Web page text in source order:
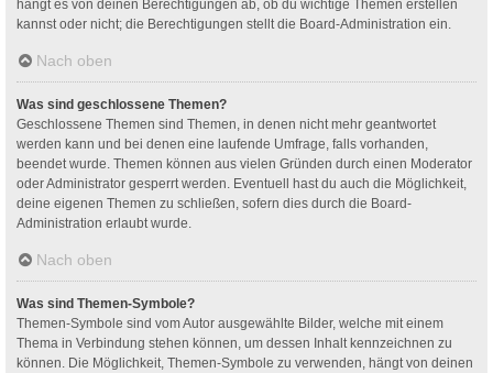
hängt es von deinen Berechtigungen ab, ob du wichtige Themen erstellen
kannst oder nicht; die Berechtigungen stellt die Board-Administration ein.
Nach oben
Was sind geschlossene Themen?
Geschlossene Themen sind Themen, in denen nicht mehr geantwortet
werden kann und bei denen eine laufende Umfrage, falls vorhanden,
beendet wurde. Themen können aus vielen Gründen durch einen Moderator
oder Administrator gesperrt werden. Eventuell hast du auch die Möglichkeit,
deine eigenen Themen zu schließen, sofern dies durch die Board-
Administration erlaubt wurde.
Nach oben
Was sind Themen-Symbole?
Themen-Symbole sind vom Autor ausgewählte Bilder, welche mit einem
Thema in Verbindung stehen können, um dessen Inhalt kennzeichnen zu
können. Die Möglichkeit, Themen-Symbole zu verwenden, hängt von deinen